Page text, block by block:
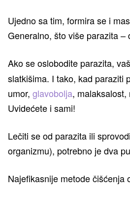
Ujedno sa tim, formira se i
Generalno, što više parazita –
Ako se oslobodite parazita,
slatkišima. I tako, kad paraziti
umor, glavobolja,
Uvidećete i sami!
Lečiti se od parazita ili
organizmu), potrebno je dva
Najefikasnije metode čišćenja